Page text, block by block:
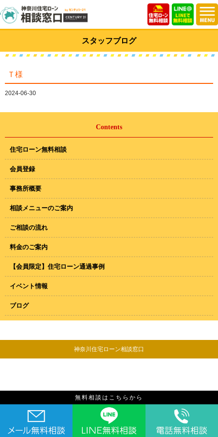
スタッフブログ
Ｔ様
2024-06-30
Contents
住宅ローン無料相談
会員登録
事務所概要
相談メニューのご案内
ご相談の流れ
料金のご案内
【会員限定】住宅ローン通過事例
イベント情報
ブログ
神奈川住宅ローン相談窓口
無料相談はこちらから